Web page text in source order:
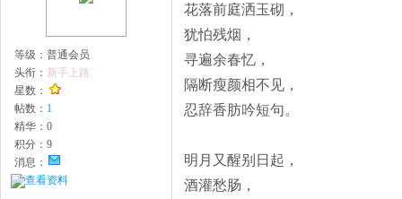
等级： 普通会员
头衔： 新手上路
星数：
帖数： 1
精华： 0
积分： 9
消息：
查看资料
花落前庭洒玉砌，
犹怕残烟，
寻遍余春忆，
隔断瘦颜相不见，
忍辞香肪吟短句。
明月又醒别日起，
酒灌愁肠，